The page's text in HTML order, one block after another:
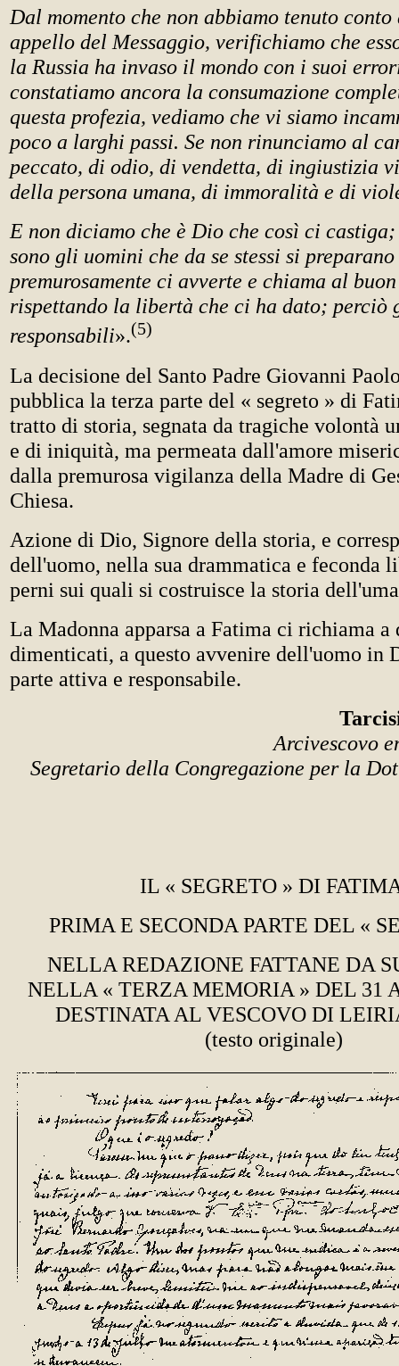
Dal momento che non abbiamo tenuto conto
appello del Messaggio, verifichiamo che
la Russia ha invaso il mondo con i suoi
constatiamo ancora la consumazione
questa profezia, vediamo che vi siamo
poco a larghi passi. Se non rinunciamo al
peccato, di odio, di vendetta, di ingiustizia
della persona umana, di immoralità e di
E non diciamo che è Dio che così ci
sono gli uomini che da se stessi si
premurosamente ci avverte e chiama al
rispettando la libertà che ci ha dato; perciò
responsabili».(5)
La decisione del Santo Padre Giovanni
pubblica la terza parte del « segreto » di
tratto di storia, segnata da tragiche volontà
e di iniquità, ma permeata dall'amore
dalla premurosa vigilanza della Madre di
Chiesa.
Azione di Dio, Signore della storia, e
dell'uomo, nella sua drammatica e feconda
perni sui quali si costruisce la storia
La Madonna apparsa a Fatima ci richiama
dimenticati, a questo avvenire dell'uomo in
parte attiva e responsabile.
Arcivescovo
Segretario della Congregazione per la
IL « SEGRETO » DI
PRIMA E SECONDA PARTE DEL «
NELLA REDAZIONE FATTANE DA
NELLA « TERZA MEMORIA » DEL 31
DESTINATA AL VESCOVO DI
(testo originale)